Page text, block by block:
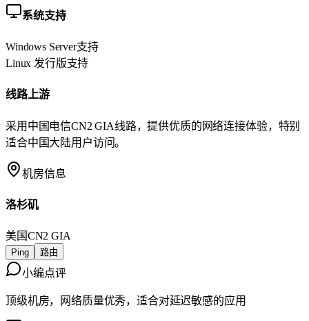
系统支持
Windows Server支持
Linux 发行版支持
线路上游
采用中国电信CN2 GIA线路，提供优质的网络连接体验，特别
适合中国大陆用户访问。
机房信息
洛杉矶
美国CN2 GIA
Ping 路由
小编点评
顶级机房，网络质量优秀，适合对延迟敏感的应用